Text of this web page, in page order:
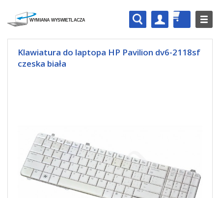
Klawiatura do laptopa HP Pavilion dv6-2118sf
czeska biała